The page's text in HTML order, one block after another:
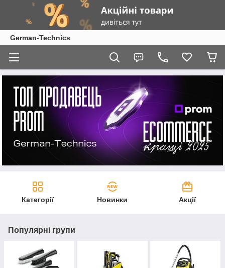
German-Technics
Категорії Новинки Акції
Популярні групи